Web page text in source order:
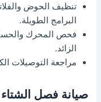
تنظيف الحوض
البرامج الطويلة.
فحص المحرك
الزائد.
مراجعة التوصيلات
صيانة فصل الشتاء